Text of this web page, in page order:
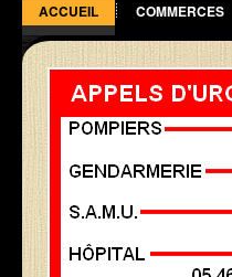
ACCUEIL COMMERCES
DIVERS